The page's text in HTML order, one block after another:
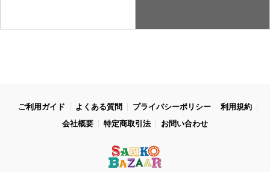
ご利用ガイド よくある質問 プライバシーポリシー
利用規約
会社概要
特定商取引法 お問い合わせ